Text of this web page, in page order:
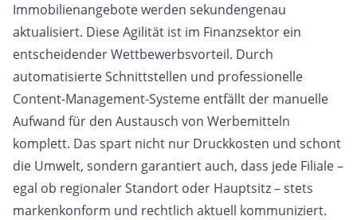
Immobilienangebote werden sekundengenau
aktualisiert. Diese Agilität ist im Finanzsektor ein
entscheidender Wettbewerbsvorteil. Durch
automatisierte Schnittstellen und professionelle
Content-Management-Systeme entfällt der manuelle
Aufwand für den Austausch von Werbemitteln
komplett. Das spart nicht nur Druckkosten und schont
die Umwelt, sondern garantiert auch, dass jede Filiale –
egal ob regionaler Standort oder Hauptsitz – stets
markenkonform und rechtlich aktuell kommuniziert.